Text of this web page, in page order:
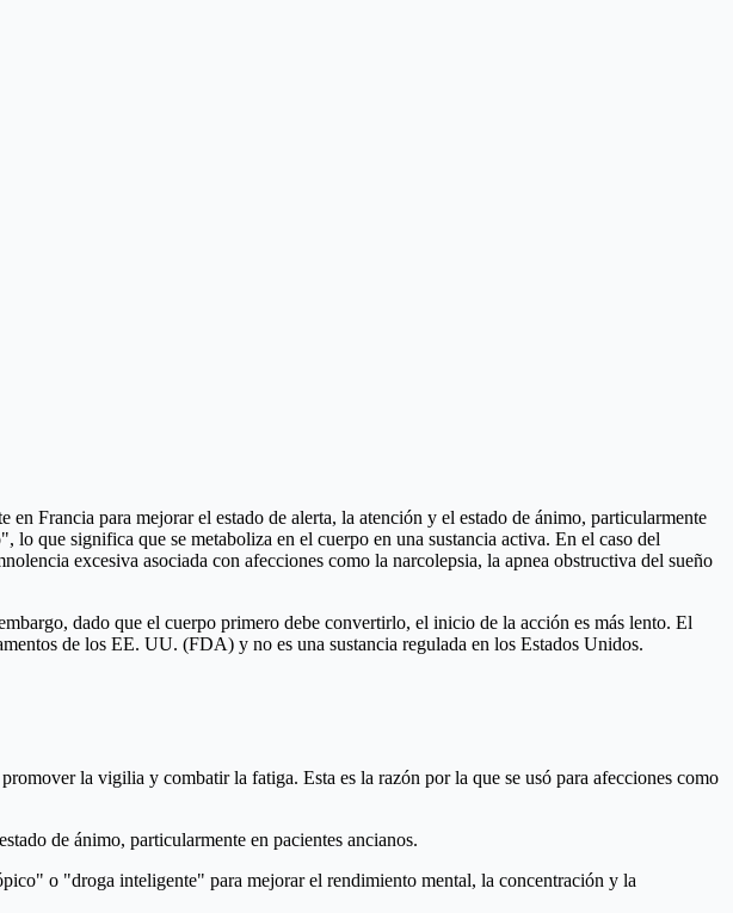
Francia para mejorar el estado de alerta, la atención y el estado de ánimo, particularmente
que significa que se metaboliza en el cuerpo en una sustancia activa. En el caso del
excesiva asociada con afecciones como la narcolepsia, la apnea obstructiva del sueño
dado que el cuerpo primero debe convertirlo, el inicio de la acción es más lento. El
de los EE. UU. (FDA) y no es una sustancia regulada en los Estados Unidos.
la vigilia y combatir la fatiga. Esta es la razón por la que se usó para afecciones como
de ánimo, particularmente en pacientes ancianos.
o "droga inteligente" para mejorar el rendimiento mental, la concentración y la